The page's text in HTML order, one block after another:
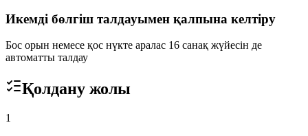
Икемді бөлгіш талдауымен қалпына келтіру
Бос орын немесе қос нүкте аралас 16 санақ жүйесін де
автоматты талдау
Қолдану жолы
1